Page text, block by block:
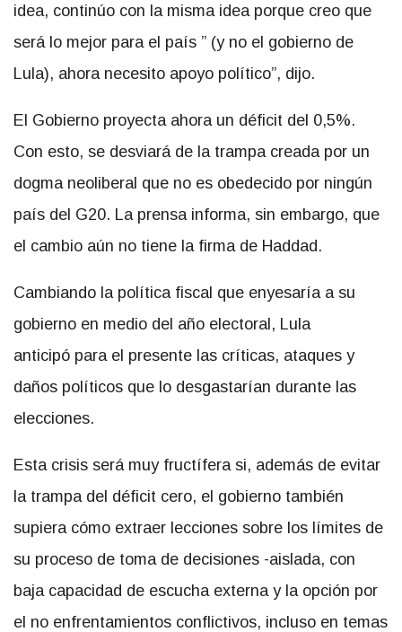
idea, continúo con la misma idea porque creo que
será lo mejor para el país ” (y no el gobierno de
Lula), ahora necesito apoyo político”, dijo.
El Gobierno proyecta ahora un déficit del 0,5%.
Con esto, se desviará de la trampa creada por un
dogma neoliberal que no es obedecido por ningún
país del G20. La prensa informa, sin embargo, que
el cambio aún no tiene la firma de Haddad.
Cambiando la política fiscal que enyesaría a su
gobierno en medio del año electoral, Lula
anticipó para el presente las críticas, ataques y
daños políticos que lo desgastarían durante las
elecciones.
Esta crisis será muy fructífera si, además de evitar
la trampa del déficit cero, el gobierno también
supiera cómo extraer lecciones sobre los límites de
su proceso de toma de decisiones -aislada, con
baja capacidad de escucha externa y la opción por
el no enfrentamientos conflictivos, incluso en temas